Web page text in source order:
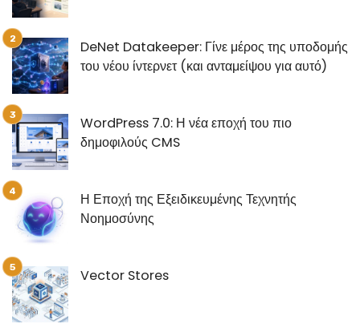
DeNet Datakeeper: Γίνε μέρος της υποδομής
του νέου ίντερνετ (και ανταμείψου για αυτό)
WordPress 7.0: Η νέα εποχή του πιο
δημοφιλούς CMS
Η Εποχή της Εξειδικευμένης Τεχνητής
Νοημοσύνης
Vector Stores